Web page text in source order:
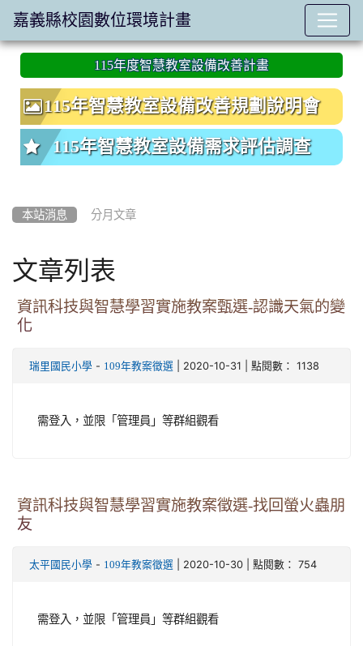
:::
115年度智慧教室設備改善計畫
115年智慧教室設備改善規劃說明會
115年智慧教室設備需求評估調查
本站消息 分月文章
文章列表
資訊科技與智慧學習實施教案甄選-認識天氣的變
化
瑞里國民小學 - 109年教案徵選 | 2020-10-31 | 點閱數： 1138
需登入，並限「管理員」等群組觀看
資訊科技與智慧學習實施教案徵選-找回螢火蟲朋
友
太平國民小學 - 109年教案徵選 | 2020-10-30 | 點閱數： 754
需登入，並限「管理員」等群組觀看
嘉義縣校園數位環境計畫